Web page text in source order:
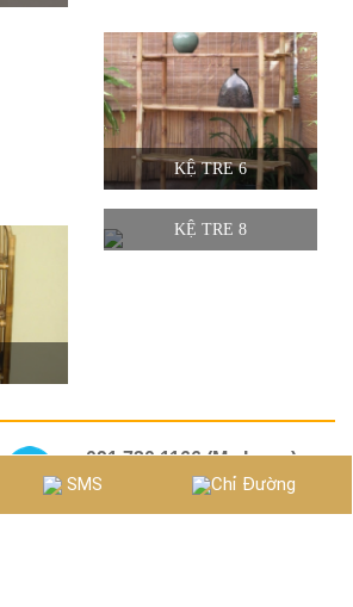
KỆ TRE 6
KỆ TRE 8
091 730 1166 (Mr. Long) -
091 135 5299 (Ms. Hằng)
cotranhlopnha@gmail.com
SMS Chỉ Đường